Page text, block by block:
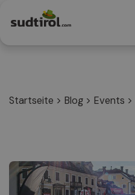
Startseite > Blog > Events >